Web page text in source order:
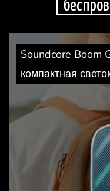
Soundcore Boom
компактная